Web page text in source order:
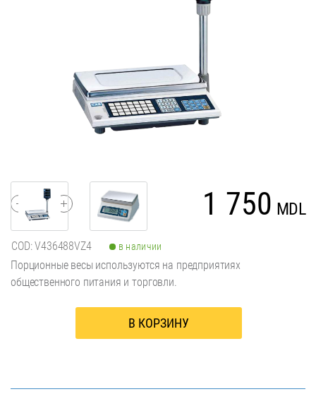
1 750 MDL
в наличии
COD: V436488VZ4
Порционные весы используются на предприятиях
общественного питания и торговли.